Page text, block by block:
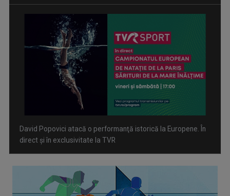
Spectacol total la TVR: David Popovici și tricolorii luptă
pentru aur la Europenele de Natație de la Paris